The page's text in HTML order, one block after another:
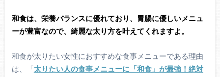
和食は、栄養バランスに優れており、胃腸に優しいメニュ
ーが豊富なので、綺麗な太り方を叶えてくれますよ。
和食が太りたい女性におすすめな食事メニューである理由
は、「太りたい人の食事メニューに「和食」が最強！絶対